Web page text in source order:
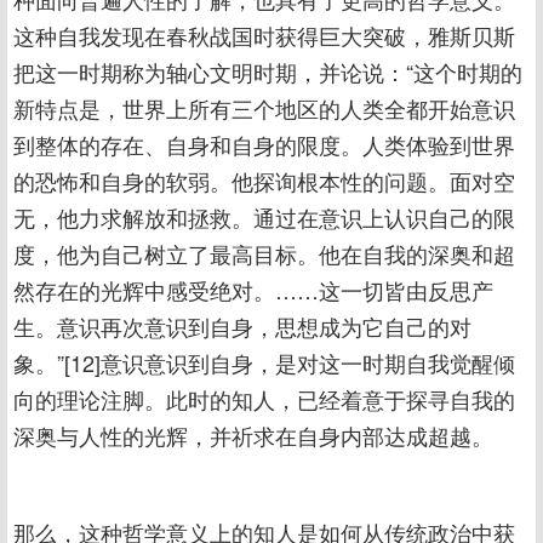
这种自我发现在春秋战国时获得巨大突破，雅斯贝斯
把这一时期称为轴心文明时期，并论说：“这个时期的
新特点是，世界上所有三个地区的人类全都开始意识
到整体的存在、自身和自身的限度。人类体验到世界
的恐怖和自身的软弱。他探询根本性的问题。面对空
无，他力求解放和拯救。通过在意识上认识自己的限
度，他为自己树立了最高目标。他在自我的深奥和超
然存在的光辉中感受绝对。……这一切皆由反思产
生。意识再次意识到自身，思想成为它自己的对
象。”[12]意识意识到自身，是对这一时期自我觉醒倾
向的理论注脚。此时的知人，已经着意于探寻自我的
深奥与人性的光辉，并祈求在自身内部达成超越。
那么，这种哲学意义上的知人是如何从传统政治中获